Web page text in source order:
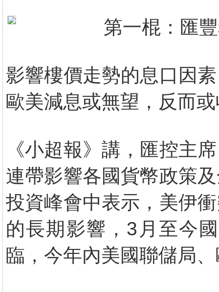
第一棍：匯
影響樓價走勢的息口因
歐美減息或無望，反而
《小超報》講，匯控主
連帶影響各國貨幣政策
投資峰會中表示，美伊
的長期影響，3月至今
臨，今年內美國聯儲局